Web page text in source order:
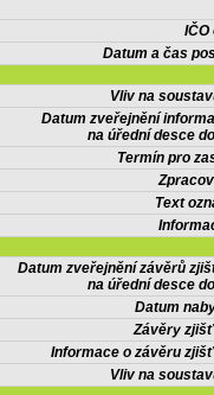
IČO
Datum a čas
Vliv na
Datum zveřejnění
na úřední desce
Termín pro
Text
Datum zveřejnění závěrů
na úřední desce
Datum
Závěry
Informace o závěru
Vliv na